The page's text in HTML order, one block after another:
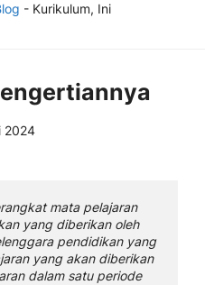
- Kurikulum, Ini
2024
mata pelajaran
yang diberikan oleh
pendidikan yang
yang akan diberikan
dalam satu periode